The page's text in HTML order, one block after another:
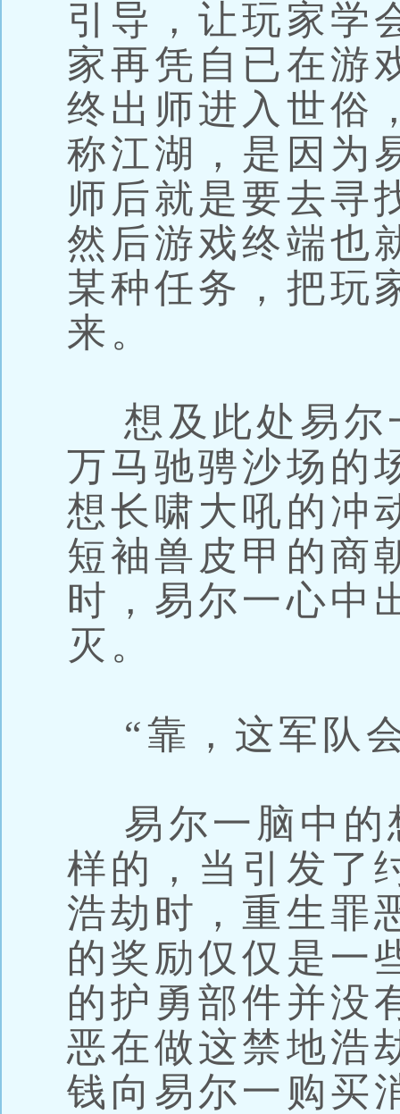
引导，让玩家学
家再凭自已在游
终出师进入世俗
称江湖，是因为
师后就是要去寻
然后游戏终端也
某种任务，把玩
来。
想及此处易尔
万马驰骋沙场的
想长啸大吼的冲
短袖兽皮甲的商
时，易尔一心中
灭。
“靠，这军队
易尔一脑中的
样的，当引发了
浩劫时，重生罪
的奖励仅仅是一
的护勇部件并没
恶在做这禁地浩
钱向易尔一购买